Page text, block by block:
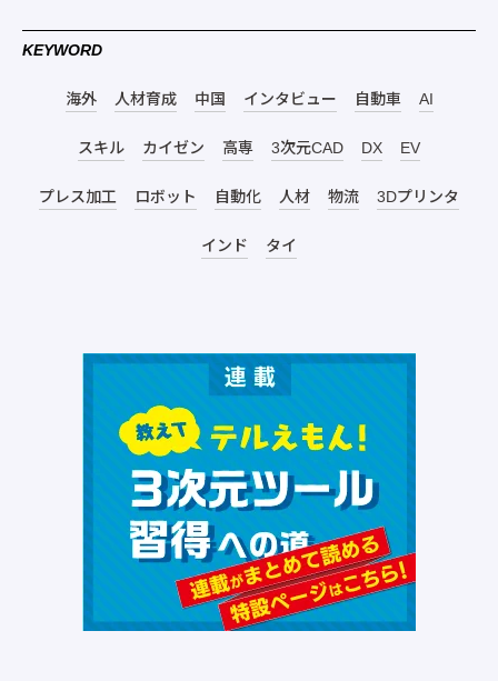
KEYWORD
海外 人材育成 中国 インタビュー 自動車 AI
スキル カイゼン 高専 3次元CAD DX EV
プレス加工 ロボット 自動化 人材 物流 3Dプリンタ
インド タイ